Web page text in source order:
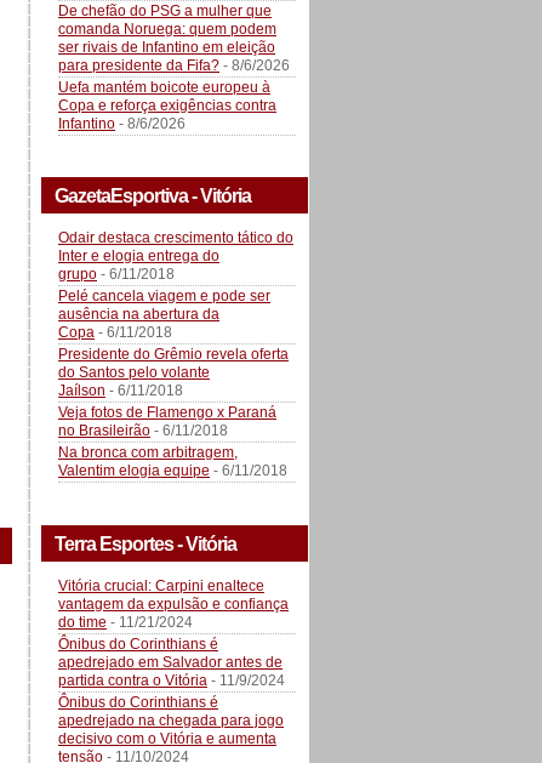
De chefão do PSG a mulher que
comanda Noruega: quem podem
ser rivais de Infantino em eleição
para presidente da Fifa? - 8/6/2026
Uefa mantém boicote europeu à
Copa e reforça exigências contra
Infantino - 8/6/2026
GazetaEsportiva - Vitória
Odair destaca crescimento tático do
Inter e elogia entrega do
grupo - 6/11/2018
Pelé cancela viagem e pode ser
ausência na abertura da
Copa - 6/11/2018
Presidente do Grêmio revela oferta
do Santos pelo volante
Jaílson - 6/11/2018
Veja fotos de Flamengo x Paraná
no Brasileirão - 6/11/2018
Na bronca com arbitragem,
Valentim elogia equipe - 6/11/2018
Terra Esportes - Vitória
Vitória crucial: Carpini enaltece
vantagem da expulsão e confiança
do time - 11/21/2024
Ônibus do Corinthians é
apedrejado em Salvador antes de
partida contra o Vitória - 11/9/2024
Ônibus do Corinthians é
apedrejado na chegada para jogo
decisivo com o Vitória e aumenta
tensão - 11/10/2024